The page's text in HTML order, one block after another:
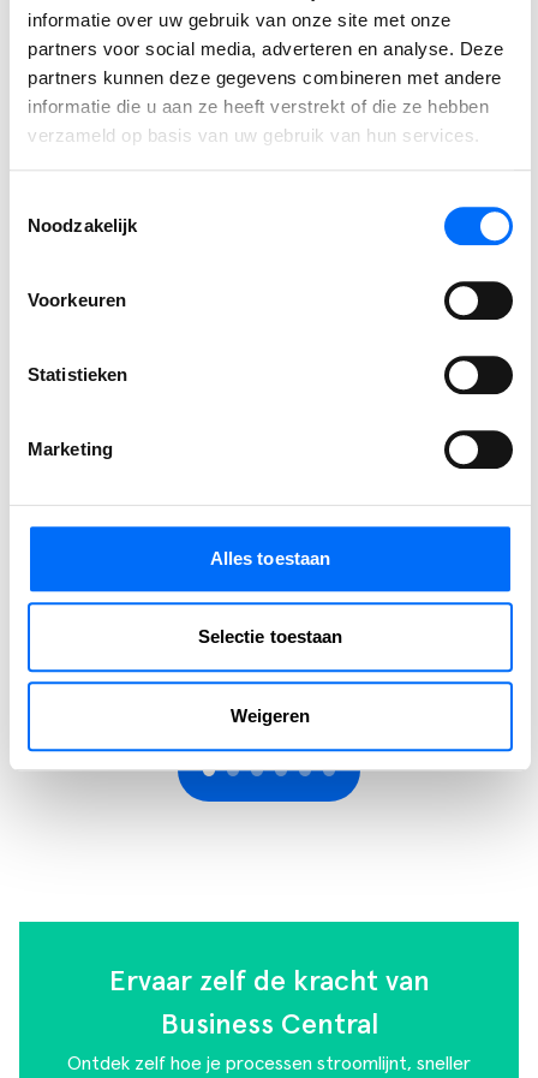
informatie over uw gebruik van onze site met onze
partners voor social media, adverteren en analyse. Deze
partners kunnen deze gegevens combineren met andere
informatie die u aan ze heeft verstrekt of die ze hebben
verzameld op basis van uw gebruik van hun services.
Noodzakelijk
Voorkeuren
Statistieken
Marketing
Alles toestaan
Selectie toestaan
Weigeren
Auteur
MARLOES VELDKAMP
Lead Marketing
⟵ Terug naar overzicht
Podcast
Business Central.
LEES VERDER
Ervaar zelf de kracht van
Business Central
Ontdek zelf hoe je processen stroomlijnt, sneller